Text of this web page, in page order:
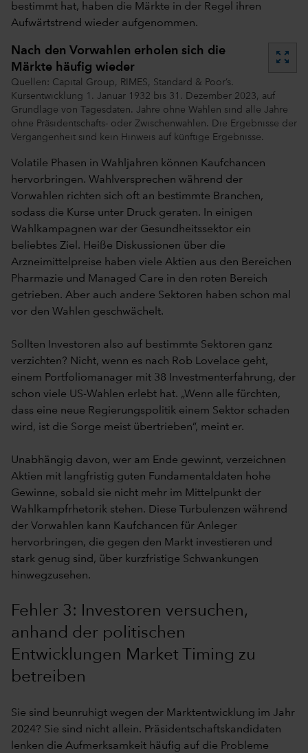
bestimmt hat, haben die Märkte in der Regel ihren
Aufwärtstrend wieder aufgenommen.
Nach den Vorwahlen erholen sich die
Märkte häufig wieder
zoom_out_map
Quellen: Capital Group, RIMES, Standard & Poor’s.
Kursentwicklung 1. Januar 1932 bis 31. Dezember 2023, auf
Grundlage von Tagesdaten. Jahre ohne Wahlen sind alle Jahre
ohne Präsidentschafts- oder Zwischenwahlen. Die Ergebnisse der
Vergangenheit sind kein Hinweis auf künftige Ergebnisse.
Volatile Phasen in Wahljahren können Kaufchancen
hervorbringen. Wahlversprechen während der
Vorwahlen richten sich oft an bestimmte Branchen,
sodass die Kurse unter Druck geraten. In einigen
Wahlkampagnen war der Gesundheitssektor ein
beliebtes Ziel. Heiße Diskussionen über die
Arzneimittelpreise haben viele Aktien aus den Bereichen
Pharmazie und Managed Care in den roten Bereich
getrieben. Aber auch andere Sektoren haben schon mal
vor den Wahlen geschwächelt.
Sollten Investoren also auf bestimmte Sektoren ganz
verzichten? Nicht, wenn es nach Rob Lovelace geht,
einem Portfoliomanager mit 38 Investmenterfahrung, der
schon viele US-Wahlen erlebt hat. „Wenn alle fürchten,
dass eine neue Regierungspolitik einem Sektor schaden
wird, ist die Sorge meist übertrieben”, meint er.
Unabhängig davon, wer am Ende gewinnt, verzeichnen
Aktien mit langfristig guten Fundamentaldaten hohe
Gewinne, sobald sie nicht mehr im Mittelpunkt der
Wahlkampfrhetorik stehen. Diese Turbulenzen während
der Vorwahlen kann Kaufchancen für Anleger
hervorbringen, die gegen den Markt investieren und
stark genug sind, über kurzfristige Schwankungen
hinwegzusehen.
Fehler 3: Investoren versuchen,
anhand der politischen
Entwicklungen Market Timing zu
betreiben
Sie sind beunruhigt wegen der Marktentwicklung im Jahr
2024? Sie sind nicht allein. Präsidentschaftskandidaten
lenken die Aufmerksamkeit häufig auf die Probleme